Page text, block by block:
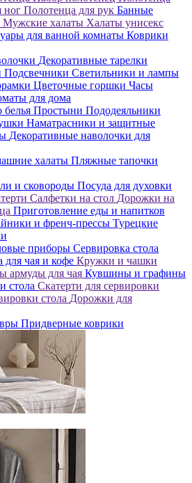
ног Полотенца для рук Банные
Мужские халаты Халаты унисекс
для ванной комнаты Коврики
Декоративные тарелки
Подсвечники Светильники и лампы
Цветочные горшки Часы
для дома
белья Простыни Пододеяльники
Наматрасники и защитные
Декоративные наволочки для
халаты Пляжные тапочки
и сковороды Посуда для духовки
Салфетки на стол Дорожки на
Приготовление еды и напитков
и френч-прессы Турецкие
приборы Сервировка стола
для чая и кофе Кружки и чашки
армуды для чая Кувшины и графины
стола Скатерти для сервировки
стола Дорожки для
Придверные коврики